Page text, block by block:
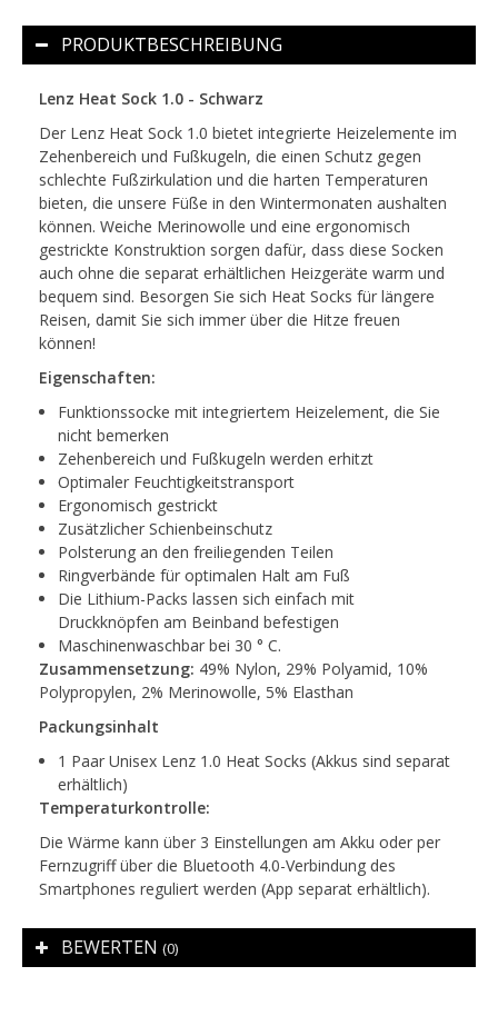
PRODUKTBESCHREIBUNG
Lenz Heat Sock 1.0 - Schwarz
Der Lenz Heat Sock 1.0 bietet integrierte Heizelemente im
Zehenbereich und Fußkugeln, die einen Schutz gegen
schlechte Fußzirkulation und die harten Temperaturen
bieten, die unsere Füße in den Wintermonaten aushalten
können. Weiche Merinowolle und eine ergonomisch
gestrickte Konstruktion sorgen dafür, dass diese Socken
auch ohne die separat erhältlichen Heizgeräte warm und
bequem sind. Besorgen Sie sich Heat Socks für längere
Reisen, damit Sie sich immer über die Hitze freuen
können!
Eigenschaften:
Funktionssocke mit integriertem Heizelement, die Sie
nicht bemerken
Zehenbereich und Fußkugeln werden erhitzt
Optimaler Feuchtigkeitstransport
Ergonomisch gestrickt
Zusätzlicher Schienbeinschutz
Polsterung an den freiliegenden Teilen
Ringverbände für optimalen Halt am Fuß
Die Lithium-Packs lassen sich einfach mit
Druckknöpfen am Beinband befestigen
Maschinenwaschbar bei 30 ° C.
Zusammensetzung: 49% Nylon, 29% Polyamid, 10%
Polypropylen, 2% Merinowolle, 5% Elasthan
Packungsinhalt
1 Paar Unisex Lenz 1.0 Heat Socks (Akkus sind separat
erhältlich)
Temperaturkontrolle:
Die Wärme kann über 3 Einstellungen am Akku oder per
Fernzugriff über die Bluetooth 4.0-Verbindung des
Smartphones reguliert werden (App separat erhältlich).
BEWERTEN (0)